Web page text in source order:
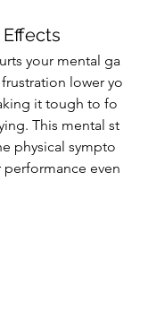
Effects
your mental ga
frustration lower yo
it tough to fo
This mental st
physical sympto
performance even